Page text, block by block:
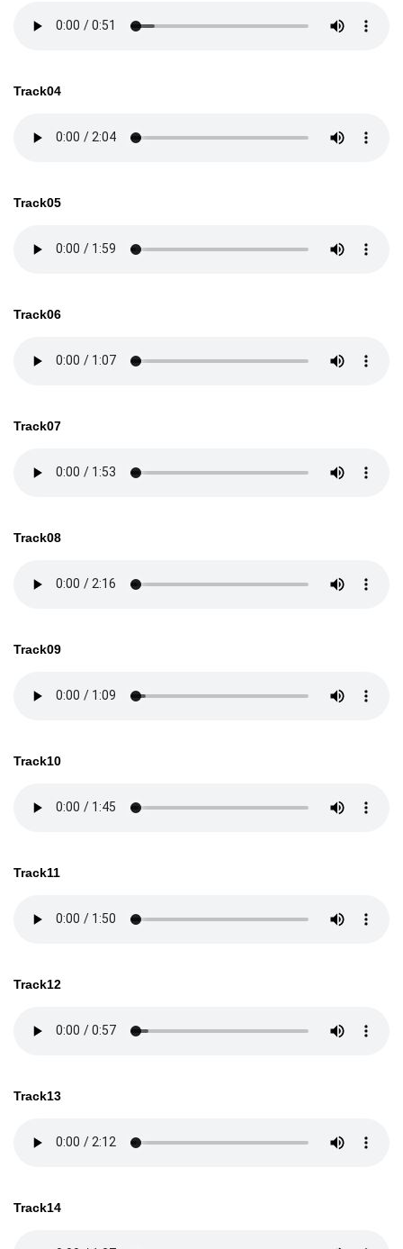
Track04
Track05
Track06
Track07
Track08
Track09
Track10
Track11
Track12
Track13
Track14